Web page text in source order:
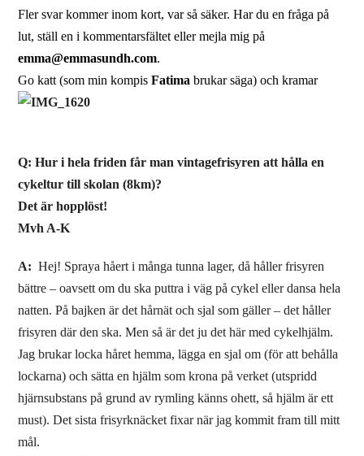
Fler svar kommer inom kort, var så säker. Har du en fråga på
lut, ställ en i kommentarsfältet eller mejla mig på
emma@emmasundh.com.
Go katt (som min kompisFatima brukar säga) och kramar
Q: Hur i hela friden får man vintagefrisyren att hålla en
cykeltur till skolan (8km)?
Det är hopplöst!
Mvh A-K
A: ​ Hej! Spraya håert i många tunna lager, då håller frisyren
bättre – oavsett om du ska puttra i väg på cykel eller dansa hela
natten. På bajken är det hårnät och sjal som gäller – det håller
frisyren där den ska. Men så är det ju det här med cykelhjälm.
Jag brukar locka håret hemma, lägga en sjal om (för att behålla
lockarna) och sätta en hjälm som krona på verket (utspridd
hjärnsubstans på grund av rymling känns ohett, så hjälm är ett
must). Det sista frisyrknäcket fixar när jag kommit fram till mitt
mål.